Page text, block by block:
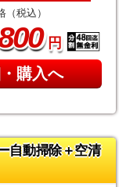
（税込）
円
購入へ
自動掃除＋空清